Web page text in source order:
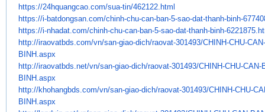
https://24hquangcao.com/sua-tin/462122.html
https://i-batdongsan.com/chinh-chu-can-ban-5-sao-dat-thanh-binh-
https://i-nhadat.com/chinh-chu-can-ban-5-sao-dat-thanh-binh-
http://iraovatbds.com/vn/san-giao-dich/raovat-301493/CHINH-CHU-
BINH.aspx
http://iraovatbds.net/vn/san-giao-dich/raovat-301493/CHINH-CHU-CAN-
BINH.aspx
http://khohangbds.com/vn/san-giao-dich/raovat-301493/CHINH-CHU-
BINH.aspx